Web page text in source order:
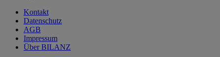
Kontakt
Datenschutz
AGB
Impressum
Über BILANZ